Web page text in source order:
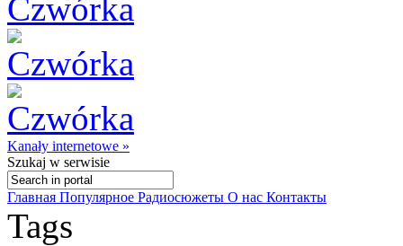
Kanały internetowe »
Szukaj w serwisie
Главная Популярное Радиосюжеты О нас Контакты
Tags